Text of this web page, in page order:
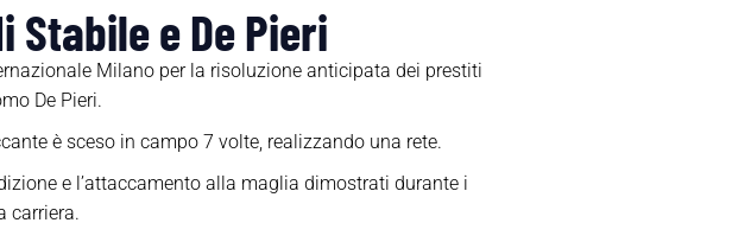
e De Pieri
Milano per la risoluzione anticipata dei prestiti
De Pieri.
è sceso in campo 7 volte, realizzando una rete.
e l’attaccamento alla maglia dimostrati durante i
carriera.